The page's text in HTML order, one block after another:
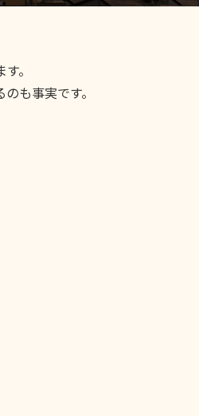
。
も事実です。